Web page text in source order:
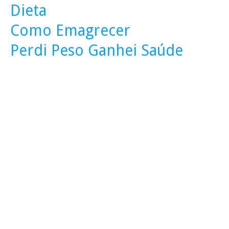
Dieta
Como Emagrecer
Perdi Peso Ganhei Saúde